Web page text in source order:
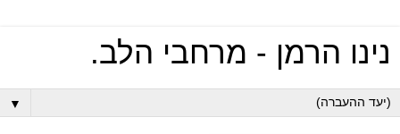
נינו הרמן - מרחבי הלב.
▼